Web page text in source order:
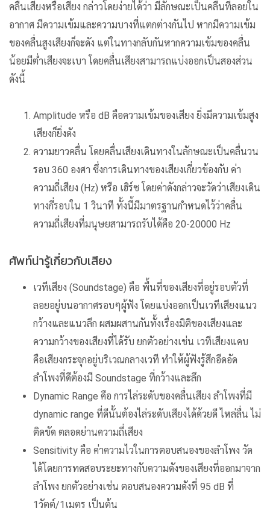
คลื่นเสียงหรือเสียง กล่าวโดยง่ายได้ว่า มีลักษณะเป็นคลื่นที่ลอยใน
อากาศ มีความเข้มและความบางที่แตกต่างกันไป หากมีความเข้ม
ของคลื่นสูงเสียงก็จะดัง แต่ในทางกลับกันหากความเข้มของคลื่น
น้อยมีต่ำเสียงจะเบา โดยคลื่นเสียงสามารถแบ่งออกเป็นสองส่วน
ดังนี้
Amplitude หรือ dB คือความเข้มของเสียง ยิ่งมีความเข้มสูง
เสียงก็ยิ่งดัง
ความยาวคลื่น โดยคลื่นเสียงเดินทางในลักษณะเป็นคลื่นวน
รอบ 360 องศา ซึ่งการเดินทางของเสียงเกี่ยวข้องกับ ค่า
ความถี่เสียง (Hz) หรือ เฮิร์ซ โดยค่าดังกล่าวจะวัดว่าเสียงเดิน
ทางกี่รอบใน 1 วินาที ทั้งนี้มีมาตรฐานกำหนดไว้ว่าคลื่น
ความถี่เสียงที่มนุษยสามารถรับได้คือ 20-20000 Hz
ศัพท์น่ารู้เกี่ยวกับเสียง
เวทีเสียง (Soundstage) คือ พื้นที่ของเสียงที่อยู่รอบตัวที่
ลอยอยู่บนอากาศรอบๆผู้ฟัง โดยแบ่งออกเป็นเวทีเสียงแนว
กว้างและแนวลึก ผสมผสานกันทั้งเรื่องมิติของเสียงและ
ความกว้างของเสียงที่ได้รับ ยกตัวอย่างเช่น เวทีเสียงแคบ
คือเสียงกระจุกอยู่บริเวณกลางเวที ทำให้ผู้ฟังรู้สึกอึดอัด
ลำโพงที่ดีต้องมี Soundstage ที่กว้างและลึก
Dynamic Range คือ การไล่ระดับของคลื่นเสียง ลำโพงที่มี
dynamic range ที่ดีนั้นต้องไล่ระดับเสียงได้ด้วยดี ไหล่ลื่น ไม่
ติดขัด ตลอดย่านความถี่เสียง
Sensitivity คือ ค่าความไวในการตอบสนองของลำโพง วัด
ได้โดยการทดสอบระยะทางกับความดังของเสียงที่ออกมาจาก
ลำโพง ยกตัวอย่างเช่น ตอบสนองความดังที่ 95 dB ที่
1วัตต์/1เมตร เป็นต้น